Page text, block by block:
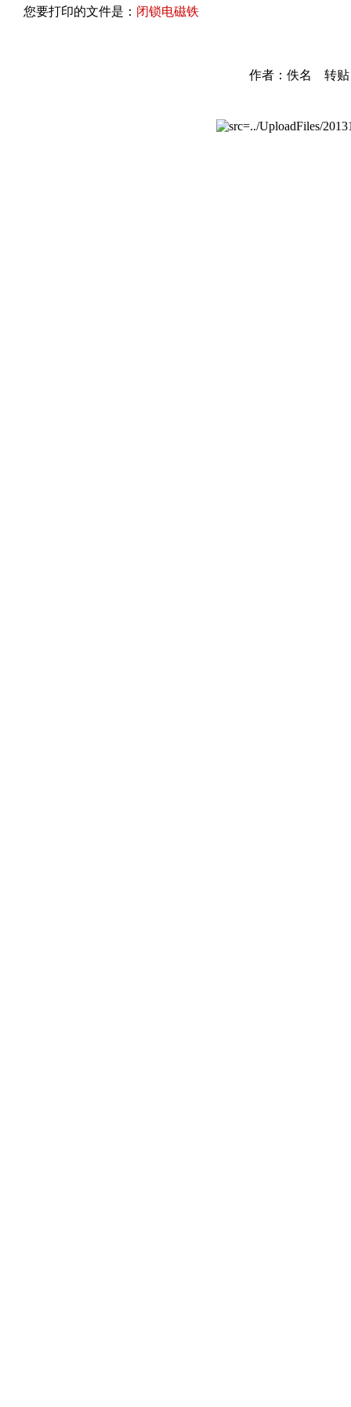
您要打印的文件是： 闭锁电磁铁
作者：佚名 转贴